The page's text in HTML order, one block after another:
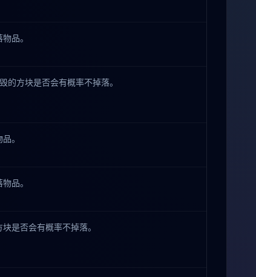
品。
的方块是否会有概率不掉落。
。
品。
是否会有概率不掉落。